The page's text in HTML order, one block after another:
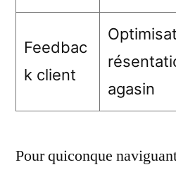
Feedbac
k client
agasin
Pour quiconque